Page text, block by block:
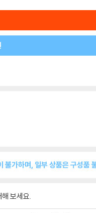
불가하며, 일부 상품은 구성품
보세요.